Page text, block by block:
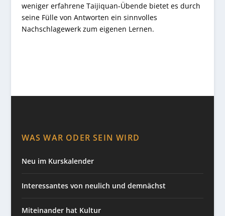
weniger erfahrene Taijiquan-Übende bietet es durch
seine Fülle von Antworten ein sinnvolles
Nachschlagewerk zum eigenen Lernen.
WAS WAR ODER SEIN WIRD
Neu im Kurskalender
Interessantes von neulich und demnächst
Miteinander hat Kultur